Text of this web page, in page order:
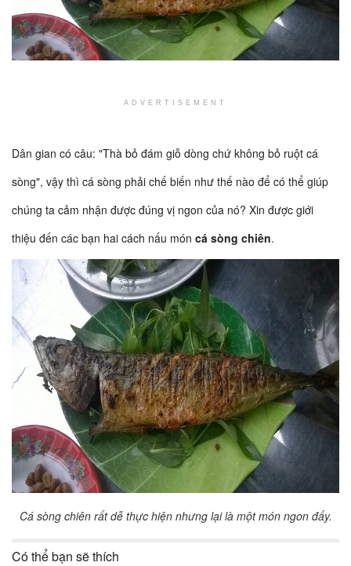
ADVERTISEMENT
Dân gian có câu: "Thà bỏ đám giỗ dòng chứ không bỏ ruột cá
sòng", vậy thì cá sòng phải chế biến như thế nào để có thể giúp
chúng ta cảm nhận được đúng vị ngon của nó? Xin được giới
thiệu đến các bạn hai cách nấu món cá sòng chiên.
Cá sòng chiên rất dễ thực hiện nhưng lại là một món ngon đấy.
Có thể bạn sẽ thích